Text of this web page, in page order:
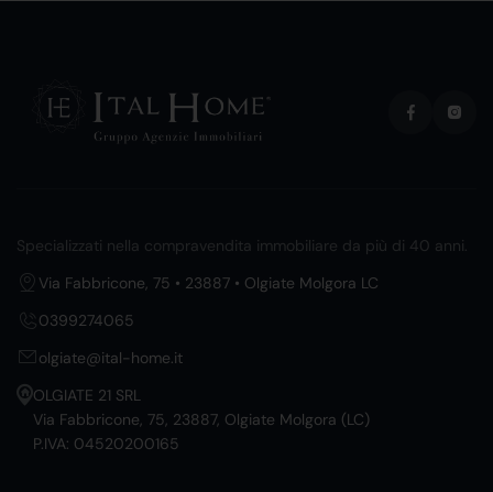
Specializzati nella compravendita immobiliare da più di 40 anni.
Via Fabbricone, 75 • 23887 • Olgiate Molgora LC
0399274065
olgiate@ital-home.it
OLGIATE 21 SRL
Via Fabbricone, 75, 23887, Olgiate Molgora (LC)
P.IVA: 04520200165